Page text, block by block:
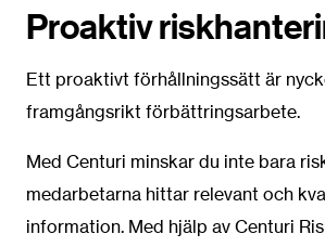
Proaktiv
Ett proaktivt förhållningssätt är
framgångsrikt förbättringsarbete.
Med Centuri minskar du inte bara
medarbetarna hittar relevant och
information. Med hjälp av Centuri